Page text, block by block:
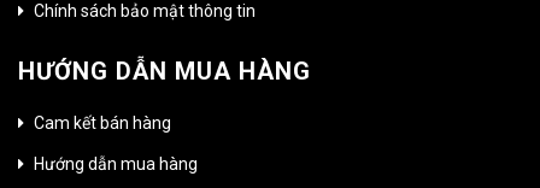
Chính sách bảo mật thông tin
HƯỚNG DẪN MUA HÀNG
Cam kết bán hàng
Hướng dẫn mua hàng